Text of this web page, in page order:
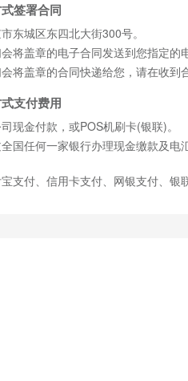
签署合同
东城区东四北大街300号。
将盖章的电子合同发送到您指定
将盖章的合同快递给您，请在收
支付费用
现金付款，或POS机刷卡(银联)。
国任何一家银行办理现金缴款及
支付、信用卡支付、网银支付、银